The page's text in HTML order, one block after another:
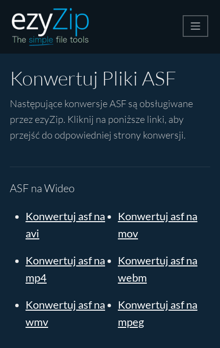
Konwerter
Konwertuj Pliki ASF
Następujące konwersje ASF są obsługiwane
przez ezyZip. Kliknij na poniższe linki, aby
przejść do odpowiedniej strony konwersji.
ASF na Wideo
Konwertuj asf na
avi
Konwertuj asf na
mov
Konwertuj asf na
mp4
Konwertuj asf na
webm
Konwertuj asf na
wmv
Konwertuj asf na
mpeg